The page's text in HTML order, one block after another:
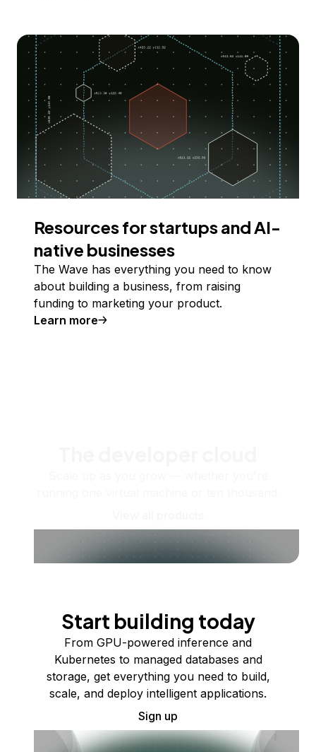
Resources for startups and AI-
native businesses
The Wave has everything you need to know
about building a business, from raising
funding to marketing your product.
Learn more
Start building today
From GPU-powered inference and
Kubernetes to managed databases and
storage, get everything you need to build,
scale, and deploy intelligent applications.
Sign up